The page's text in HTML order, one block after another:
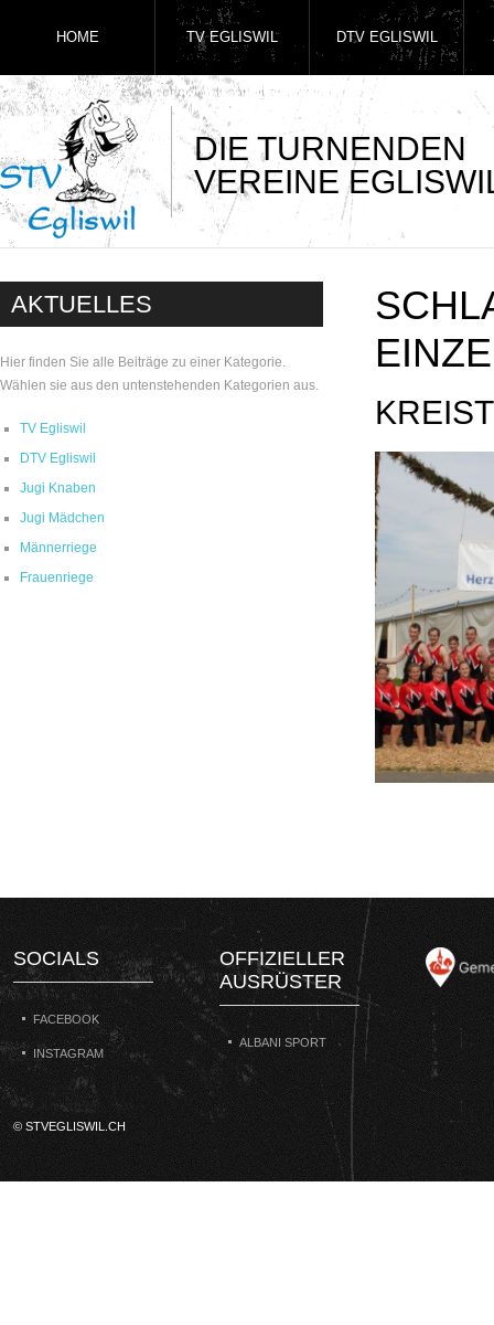
DIE TURNENDEN
VEREINE
HOME TV EGLISWIL DTV EGLISWIL
AKTUELLES
Hier finden Sie alle Beiträge zu einer Kategorie.
Wählen sie aus den untenstehenden Kategorien aus.
TV Egliswil
DTV Egliswil
Jugi Knaben
Jugi Mädchen
Männerriege
Frauenriege
SOCIALS
FACEBOOK
INSTAGRAM
OFFIZIELLER
AUSRÜSTER
ALBANI SPORT
© STVEGLISWIL.CH